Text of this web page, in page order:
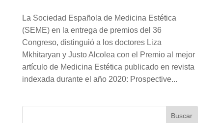
La Sociedad Española de Medicina Estética
(SEME) en la entrega de premios del 36
Congreso, distinguió a los doctores Liza
Mkhitaryan y Justo Alcolea con el Premio al mejor
artículo de Medicina Estética publicado en revista
indexada durante el año 2020: Prospective...